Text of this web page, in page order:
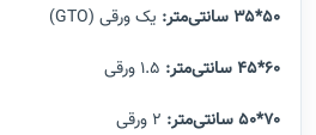
۵۰*۳۵ سانتی‌متر:
یک ورقی (GTO)
60*45 سانتی‌متر:
۷۰*۵۰ سانتی‌متر:
2 ورقی